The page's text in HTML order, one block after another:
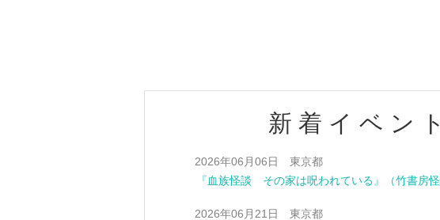
新着イベント
2026年06月06日 東京都
2026年06月21日 東京都